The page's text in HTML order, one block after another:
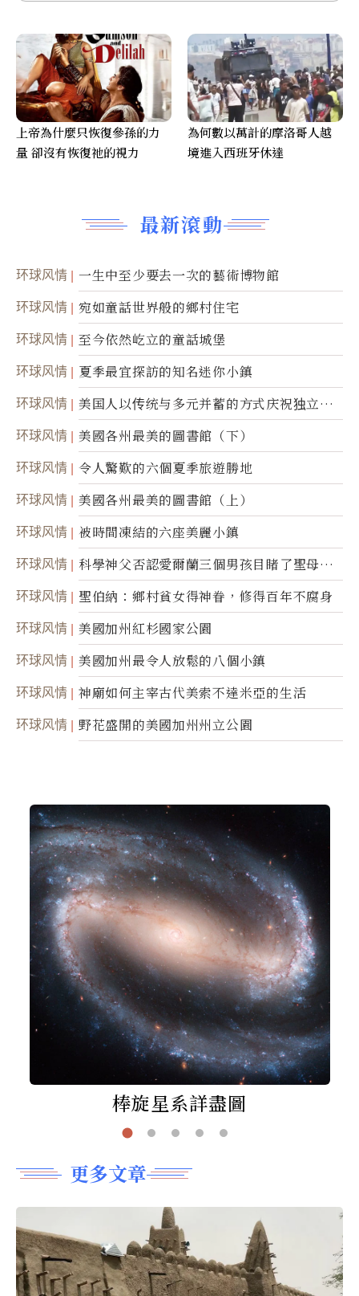
最新滾動
环球风情 一生中至少要去一次的藝術博物館
环球风情 宛如童話世界般的鄉村住宅
环球风情 至今依然屹立的童話城堡
环球风情 夏季最宜探訪的知名迷你小鎮
环球风情
美国人以传统与多元并蓄的方式庆祝独立日2
50周年
环球风情 美國各州最美的圖書館（下）
环球风情 令人驚歎的六個夏季旅遊勝地
环球风情 美國各州最美的圖書館（上）
环球风情 被時間凍結的六座美麗小鎮
环球风情
科學神父否認愛爾蘭三個男孩目睹了聖母顯
靈
环球风情 聖伯納：鄉村貧女得神眷，修得百年不腐身
环球风情 美國加州紅杉國家公園
环球风情 美國加州最令人放鬆的八個小鎮
环球风情 神廟如何主宰古代美索不達米亞的生活
环球风情 野花盛開的美國加州州立公園
上帝為什麼只恢復參孫的力
量 卻沒有恢復祂的視力
為何數以萬計的摩洛哥人越
境進入西班牙休達
棒旋星系詳盡圖
更多文章